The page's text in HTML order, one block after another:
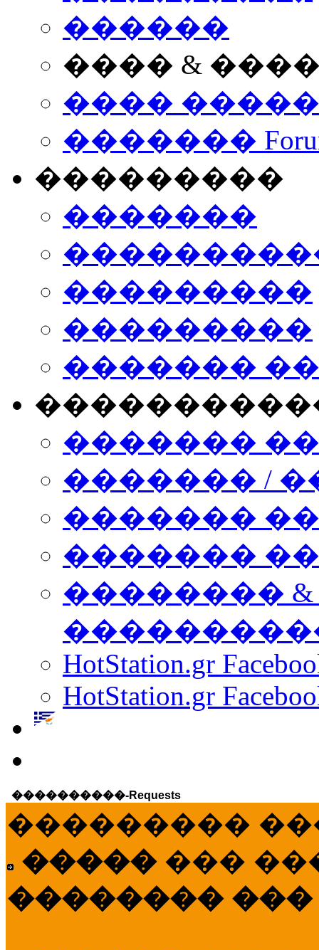
������
���� &
����
�������
���������
�������
���������
���������
�������
�������
������� /
�������
������� ���
��������
HotStation.gr
HotStation.gr
����������-Requests
���������
����� ���
��������